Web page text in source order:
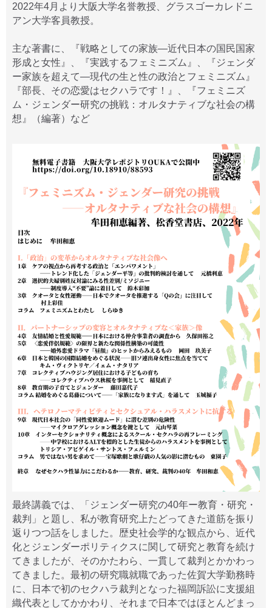
2022年4月より大阪大学名誉教授、グラスゴーカレドニ
アン大学客員教授。
主な著書に、『戦略としての家族―近代日本の国民国家
形成と女性』、『実践するフェミニズム』、『ジェンダ
ー家族を超えて―現代の生と性の政治とフェミニズム』
『部長、その恋愛はセクハラです！』、『フェミニズ
ム・ジェンダー研究の挑戦：オルタナティブな社会の構
想』（編著）など
最終講義では、「ジェンダー研究の40年ー教育・研究・
裁判」と題し、私が教育研究上たどってきた道筋を振り
返りつつ話をしました。歴史社会学的な観点から、近代
化とジェンダーポリティクスに関して研究と教育を続け
てきましたが、そのかたわら、一貫して裁判とかかわっ
てきました。最初の研究職就職であった佐賀大学勤務時
に、日本で初のセクハラ裁判となった福岡訴訟に支援組
織代表としてかかわり、それまで日本ではほとんどまっ